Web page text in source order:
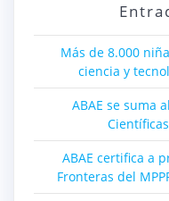
Más de 8.000
ciencia y
ABAE se suma
ABAE certifica a
Fronteras del